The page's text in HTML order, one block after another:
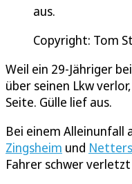
aus.
Copyright: Tom
Weil ein 29-Jähriger
über seinen Lkw
Seite. Gülle lief aus.
Bei einem Alleinunfall
Zingsheim und
Fahrer schwer